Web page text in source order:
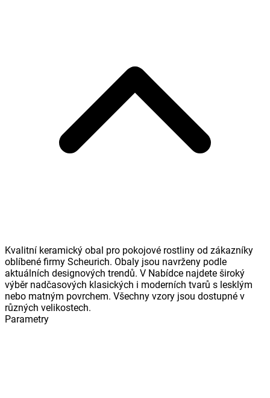
Kvalitní keramický obal pro pokojové rostliny od zákazníky
oblíbené firmy Scheurich. Obaly jsou navrženy podle
aktuálních designových trendů. V Nabídce najdete široký
výběr nadčasových klasických i moderních tvarů s lesklým
nebo matným povrchem. Všechny vzory jsou dostupné v
různých velikostech.
Parametry